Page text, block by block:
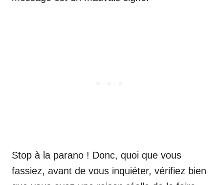
Stop à la parano ! Donc, quoi que vous
fassiez, avant de vous inquiéter, vérifiez bien